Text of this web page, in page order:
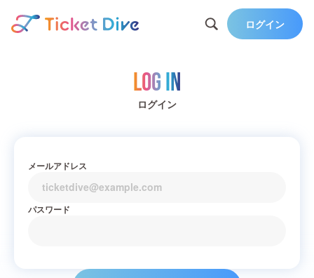
ログイン
Log in
ログイン
メールアドレス
パスワード